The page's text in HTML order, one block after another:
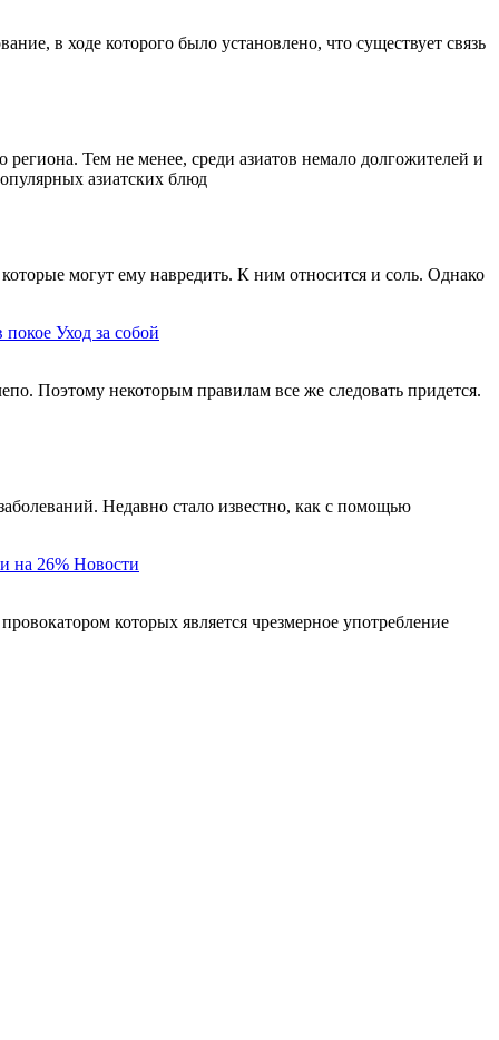
в ходе которого было установлено, что существует связь
Тем не менее, среди азиатов немало долгожителей и
азиатских блюд
могут ему навредить. К ним относится и соль. Однако
покое Уход за собой
Поэтому некоторым правилам все же следовать придется.
Недавно стало известно, как с помощью
на 26% Новости
которых является чрезмерное употребление